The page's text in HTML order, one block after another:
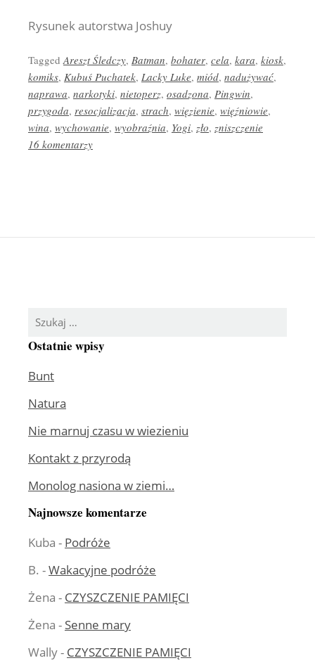
Rysunek autorstwa Joshuy
TaggedAreszt Śledczy, Batman, bohater, cela, kara, kiosk,
komiks, Kubuś Puchatek, Lacky Luke, miód, nadużywać,
naprawa, narkotyki, nietoperz, osadzona, Pingwin,
przygoda, resocjalizacja, strach, więzienie, więźniowie,
wina, wychowanie, wyobraźnia, Yogi, zło, zniszczenie
16 komentarzy
Szukaj:
Ostatnie wpisy
Bunt
Natura
Nie marnuj czasu w wiezieniu
Kontakt z przyrodą
Monolog nasiona w ziemi…
Najnowsze komentarze
Kuba - Podróże
B. -Wakacyjne podróże
Żena - CZYSZCZENIE PAMIĘCI
Żena - Senne mary
Wally- CZYSZCZENIE PAMIĘCI